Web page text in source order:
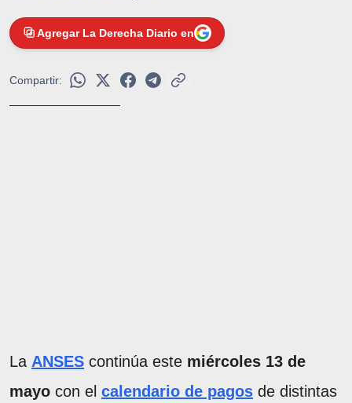
Agregar La Derecha Diario en
Compartir:
La ANSES continúa este miércoles 13 de
mayo con el calendario de pagos de distintas